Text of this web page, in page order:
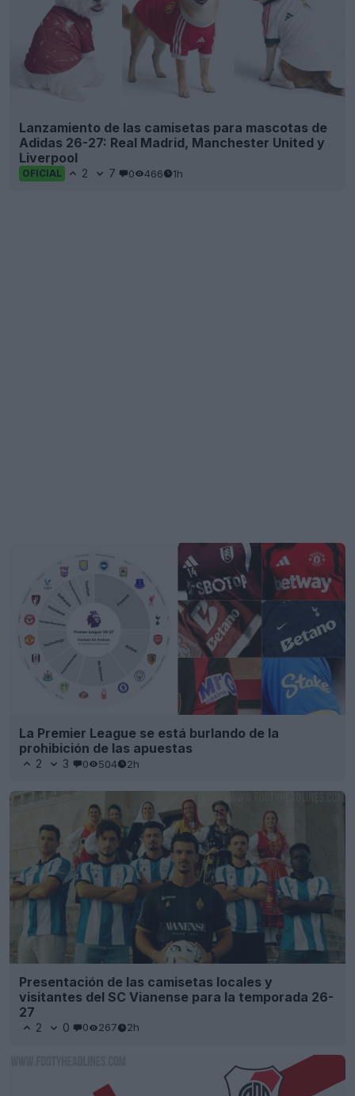
Lanzamiento de las camisetas para mascotas de
Adidas 26-27: Real Madrid, Manchester United y
Liverpool
OFICIAL 2 7 0 466 1h
La Premier League se está burlando de la
prohibición de las apuestas
2 3 0 504 2h
Presentación de las camisetas locales y
visitantes del SC Vianense para la temporada 26-
27
2 0 0 267 2h